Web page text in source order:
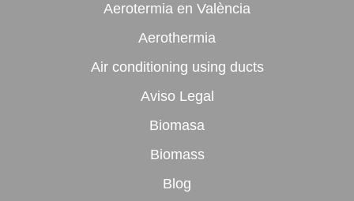
Aerotermia en València
Aerothermia
Air conditioning using ducts
Aviso Legal
Biomasa
Biomass
Blog